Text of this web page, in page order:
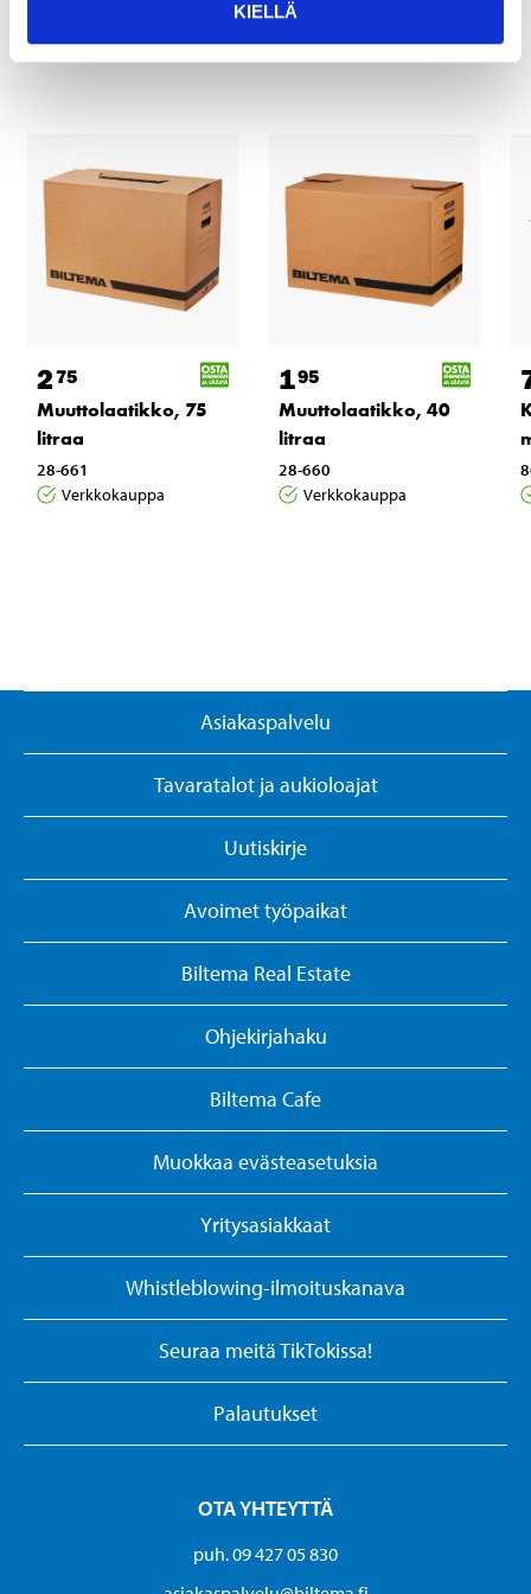
KIELLÄ
tuotteet
275
Muuttolaatikko, 75
litraa
28-661
Verkkokauppa
195
Muuttolaatikko, 40
litraa
28-660
Verkkokauppa
Asiakaspalvelu
Tavaratalot ja aukioloajat
Uutiskirje
Avoimet työpaikat
Biltema Real Estate
Ohjekirjahaku
Biltema Cafe
Muokkaa evästeasetuksia
Yritysasiakkaat
Whistleblowing-ilmoituskanava
Seuraa meitä TikTokissa!
Palautukset
OTA YHTEYTTÄ
puh. 09 427 05 830